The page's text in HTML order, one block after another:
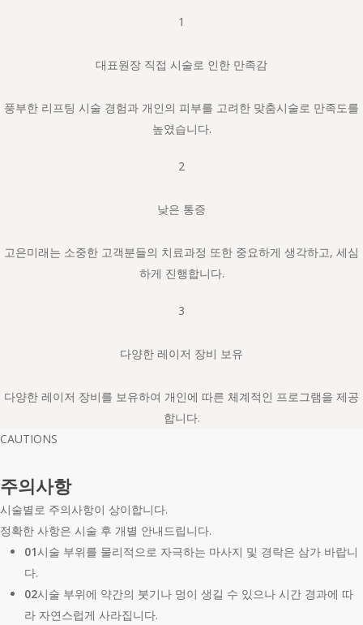
1
대표원장 직접 시술로 인한 만족감
풍부한 리프팅 시술 경험과 개인의 피부를 고려한 맞춤시술로 만족도를
높였습니다.
2
낮은 통증
고은미래는 소중한 고객분들의 치료과정 또한 중요하게 생각하고, 세심
하게 진행합니다.
3
다양한 레이저 장비 보유
다양한 레이저 장비를 보유하여 개인에 따른 체계적인 프로그램을 제공
합니다.
CAUTIONS
주의사항
시술별로 주의사항이 상이합니다.
정확한 사항은 시술 후 개별 안내드립니다.
01시술 부위를 물리적으로 자극하는 마사지 및 경락은 삼가 바랍니
다.
02시술 부위에 약간의 붓기나 멍이 생길 수 있으나 시간 경과에 따
라 자연스럽게 사라집니다.